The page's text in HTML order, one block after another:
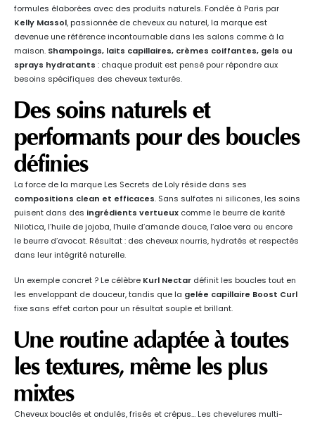
formules élaborées avec des produits naturels. Fondée à Paris par
Kelly Massol, passionnée de cheveux au naturel, la marque est
devenue une référence incontournable dans les salons comme à la
maison. Shampoings, laits capillaires, crèmes coiffantes, gels ou
sprays hydratants : chaque produit est pensé pour répondre aux
besoins spécifiques des cheveux texturés.
Des soins naturels et
performants pour des boucles
définies
La force de la marque Les Secrets de Loly réside dans ses
compositions clean et efficaces. Sans sulfates ni silicones, les soins
puisent dans des ingrédients vertueux comme le beurre de karité
Nilotica, l’huile de jojoba, l’huile d’amande douce, l’aloe vera ou encore
le beurre d’avocat. Résultat : des cheveux nourris, hydratés et respectés
dans leur intégrité naturelle.
Un exemple concret ? Le célèbre Kurl Nectar définit les boucles tout en
les enveloppant de douceur, tandis que la gelée capillaire Boost Curl
fixe sans effet carton pour un résultat souple et brillant.
Une routine adaptée à toutes
les textures, même les plus
mixtes
Cheveux bouclés et ondulés, frisés et crépus… Les chevelures multi-